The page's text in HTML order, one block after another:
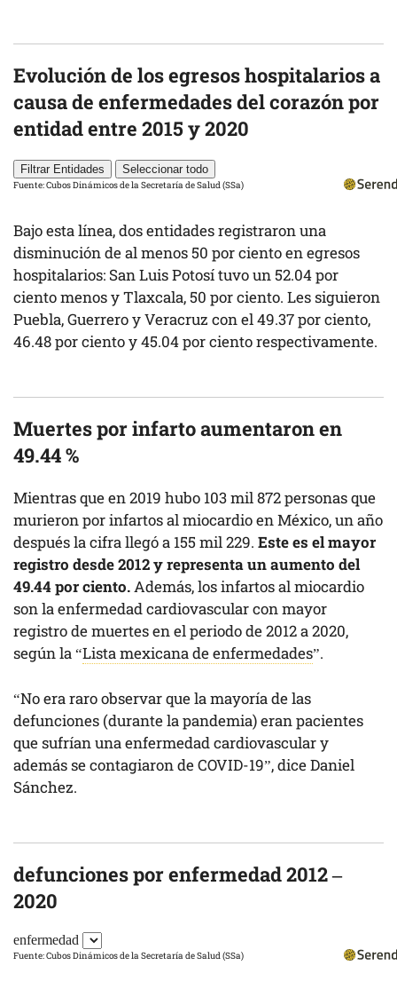
Evolución de los egresos hospitalarios a
causa de enfermedades del corazón por
entidad entre 2015 y 2020
Filtrar Entidades Seleccionar todo
Fuente:Cubos Dinámicos de la Secretaría de Salud (SSa)
Bajo esta línea, dos entidades registraron una
disminución de al menos 50 por ciento en egresos
hospitalarios: San Luis Potosí tuvo un 52.04 por
ciento menos y Tlaxcala, 50 por ciento. Les siguieron
Puebla, Guerrero y Veracruz con el 49.37 por ciento,
46.48 por ciento y 45.04 por ciento respectivamente.
Muertes por infarto aumentaron en
49.44 %
Mientras que en 2019 hubo 103 mil 872 personas que
murieron por infartos al miocardio en México, un año
después la cifra llegó a 155 mil 229. Este es el mayor
registro desde 2012 y representa un aumento del
49.44 por ciento.Además, los infartos al miocardio
son la enfermedad cardiovascular con mayor
registro de muertes en el periodo de 2012 a 2020,
según la “Lista mexicana de enfermedades”.
“No era raro observar que la mayoría de las
defunciones (durante la pandemia) eran pacientes
que sufrían una enfermedad cardiovascular y
además se contagiaron de COVID-19”, dice Daniel
Sánchez.
defunciones por enfermedad 2012 –
2020
enfermedad
Fuente:Cubos Dinámicos de la Secretaría de Salud (SSa)